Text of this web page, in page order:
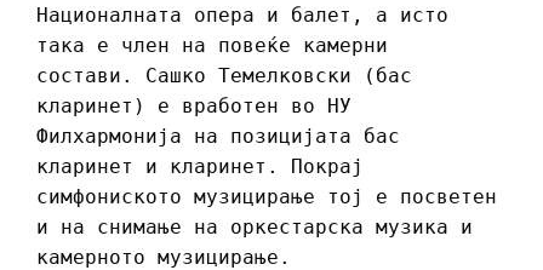
Националната oпера и балет, а исто
така е член на повеќе камерни
состави. Сашко Темелковски (бас
кларинет) е вработен во НУ
Филхармонија на позицијата бас
кларинет и кларинет. Покрај
симфониското музицирање тој е посветен
и на снимање на оркестарска музика и
камерното музицирање.